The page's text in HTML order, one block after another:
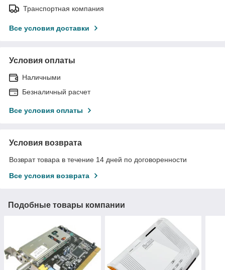
Транспортная компания
Все условия доставки
Условия оплаты
Наличными
Безналичный расчет
Все условия оплаты
Условия возврата
Возврат товара в течение 14 дней по договоренности
Все условия возврата
Подобные товары компании